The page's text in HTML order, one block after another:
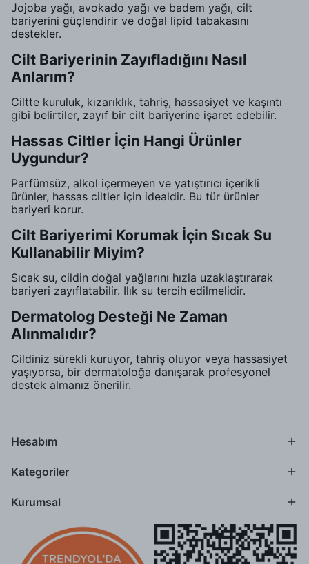
Jojoba yağı, avokado yağı ve badem yağı, cilt
bariyerini güçlendirir ve doğal lipid tabakasını
destekler.
Cilt Bariyerinin Zayıfladığını Nasıl
Anlarım?
Ciltte kuruluk, kızarıklık, tahriş, hassasiyet ve kaşıntı
gibi belirtiler, zayıf bir cilt bariyerine işaret edebilir.
Hassas Ciltler İçin Hangi Ürünler
Uygundur?
Parfümsüz, alkol içermeyen ve yatıştırıcı içerikli
ürünler, hassas ciltler için idealdir. Bu tür ürünler
bariyeri korur.
Cilt Bariyerimi Korumak İçin Sıcak Su
Kullanabilir Miyim?
Sıcak su, cildin doğal yağlarını hızla uzaklaştırarak
bariyeri zayıflatabilir. Ilık su tercih edilmelidir.
Dermatolog Desteği Ne Zaman
Alınmalıdır?
Cildiniz sürekli kuruyor, tahriş oluyor veya hassasiyet
yaşıyorsa, bir dermatoloğa danışarak profesyonel
destek almanız önerilir.
Hesabım
Kategoriler
Kurumsal